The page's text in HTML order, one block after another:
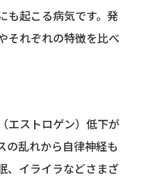
も起こる病気です。発
それぞれの特徴を比べ
エストロゲン）低下が
の乱れから自律神経も
、イライラなどさまざ